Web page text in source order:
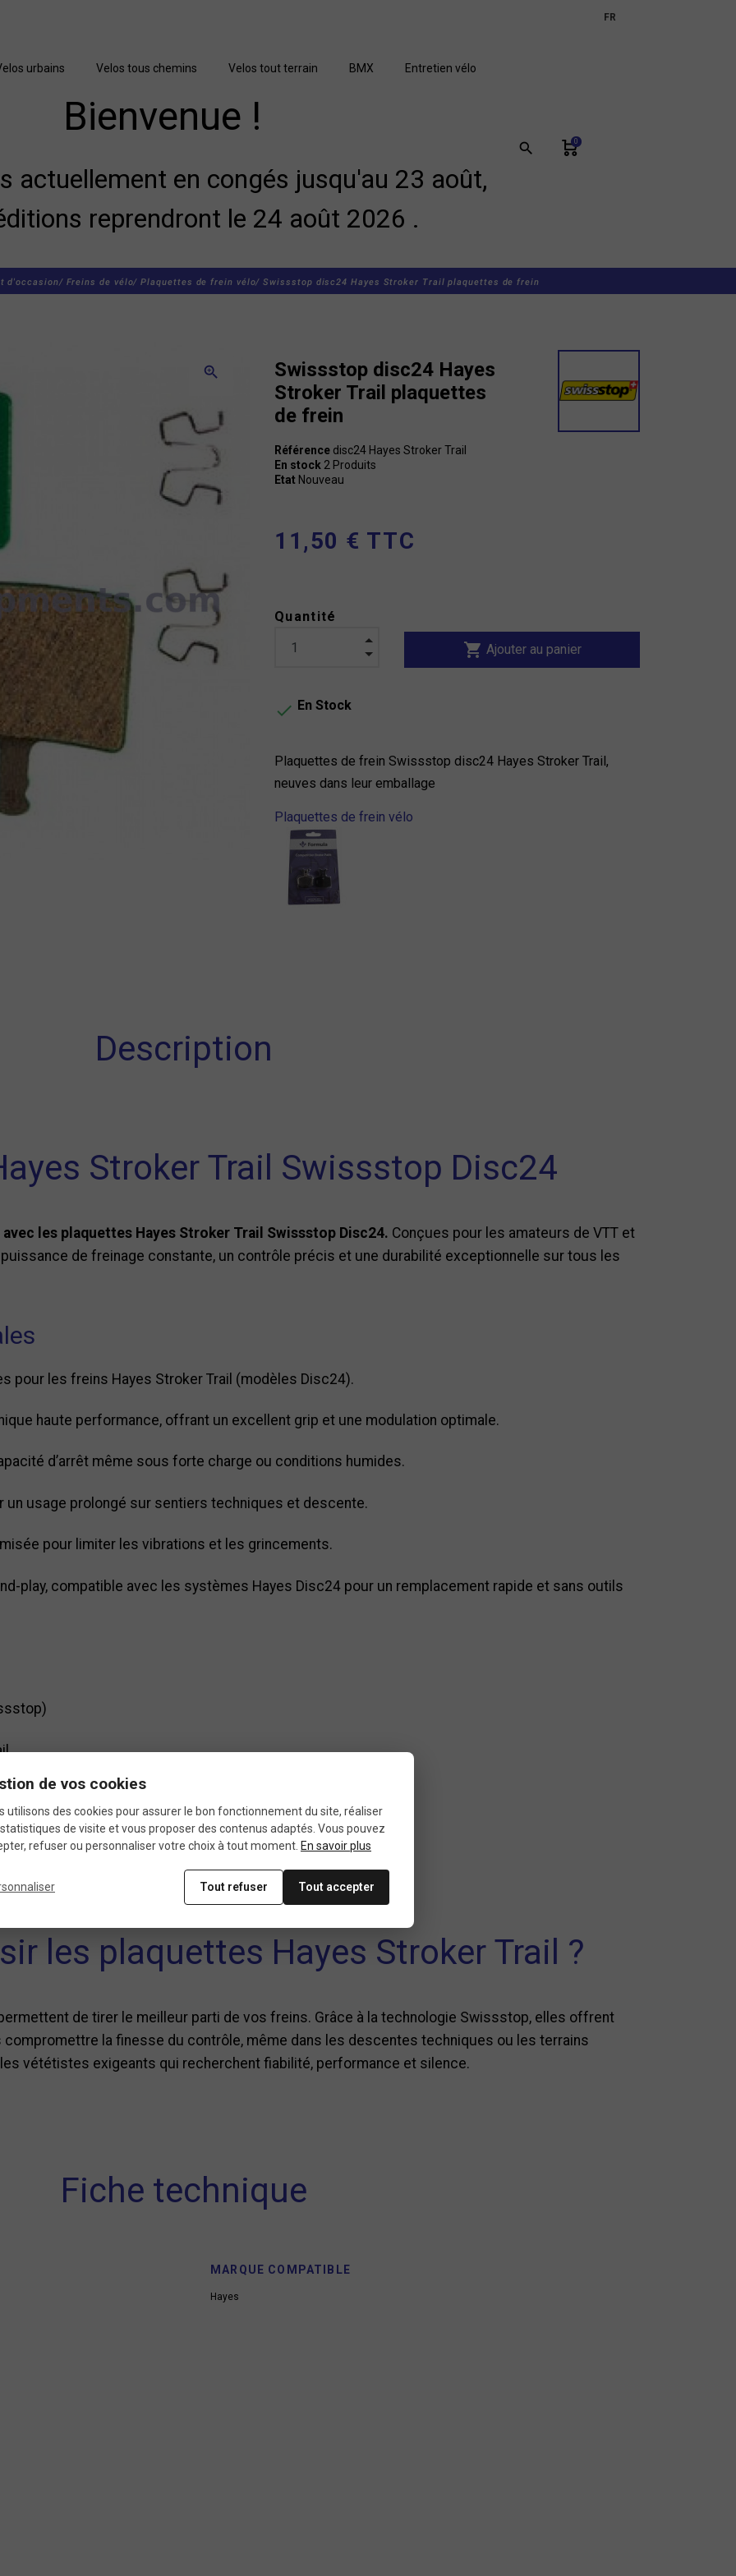
FR
urbains Velos tous chemins Velos tout terrain BMX Entretien vélo
Bienvenue !
actuellement en congés jusqu'au 23 août,
reprendront le 24 août 2026 .
search 0
d'occasion/ Freins de vélo/ Plaquettes de frein vélo/ Swissstop disc24 Hayes Stroker Trail plaquettes de frein
zoom_in
Swissstop disc24 Hayes
Stroker Trail plaquettes
de frein
Référence disc24 Hayes Stroker Trail
En stock 2 Produits
Etat Nouveau
11,50 € TTC
Quantité
shopping_cart Ajouter au panier
 En Stock
Plaquettes de frein Swissstop disc24 Hayes Stroker Trail,
neuves dans leur emballage
Plaquettes de frein vélo
Description
Stroker Trail Swissstop Disc24
les plaquettes Hayes Stroker Trail Swissstop Disc24. Conçues pour les amateurs de VTT et
de freinage constante, un contrôle précis et une durabilité exceptionnelle sur tous les
pour les freins Hayes Stroker Trail (modèles Disc24).
haute performance, offrant un excellent grip et une modulation optimale.
d’arrêt même sous forte charge ou conditions humides.
un usage prolongé sur sentiers techniques et descente.
pour limiter les vibrations et les grincements.
play, compatible avec les systèmes Hayes Disc24 pour un remplacement rapide et sans outils
pour un contrôle total
aux conditions extrêmes, sèche ou humide
avec les plaquettes d’origine
les plaquettes Hayes Stroker Trail ?
de tirer le meilleur parti de vos freins. Grâce à la technologie Swissstop, elles offrent
la finesse du contrôle, même dans les descentes techniques ou les terrains
vététistes exigeants qui recherchent fiabilité, performance et silence.
Fiche technique
MARQUE COMPATIBLE
Hayes
de vos cookies
utilisons des cookies pour assurer le bon fonctionnement du site, réaliser
de visite et vous proposer des contenus adaptés. Vous pouvez
refuser ou personnaliser votre choix à tout moment. En savoir plus
Tout refuser Tout accepter